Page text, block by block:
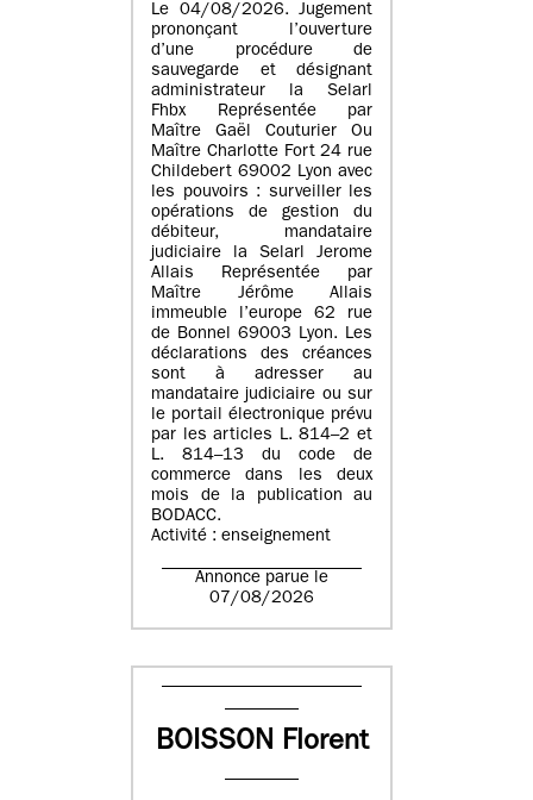
Le 04/08/2026. Jugement
prononçant l’ouverture
d’une procédure de
sauvegarde et désignant
administrateur la Selarl
Fhbx Représentée par
Maître Gaël Couturier Ou
Maître Charlotte Fort 24 rue
Childebert 69002 Lyon avec
les pouvoirs : surveiller les
opérations de gestion du
débiteur, mandataire
judiciaire la Selarl Jerome
Allais Représentée par
Maître Jérôme Allais
immeuble l’europe 62 rue
de Bonnel 69003 Lyon. Les
déclarations des créances
sont à adresser au
mandataire judiciaire ou sur
le portail électronique prévu
par les articles L. 814–2 et
L. 814–13 du code de
commerce dans les deux
mois de la publication au
BODACC.
Activité : enseignement
Annonce parue le
07/08/2026
BOISSON Florent